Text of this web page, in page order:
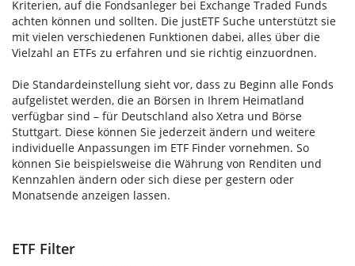
Kriterien, auf die Fondsanleger bei Exchange Traded Funds
achten können und sollten. Die justETF Suche unterstützt sie
mit vielen verschiedenen Funktionen dabei, alles über die
Vielzahl an ETFs zu erfahren und sie richtig einzuordnen.
Die Standardeinstellung sieht vor, dass zu Beginn alle Fonds
aufgelistet werden, die an Börsen in Ihrem Heimatland
verfügbar sind – für Deutschland also Xetra und Börse
Stuttgart. Diese können Sie jederzeit ändern und weitere
individuelle Anpassungen im ETF Finder vornehmen. So
können Sie beispielsweise die Währung von Renditen und
Kennzahlen ändern oder sich diese per gestern oder
Monatsende anzeigen lassen.
ETF Filter